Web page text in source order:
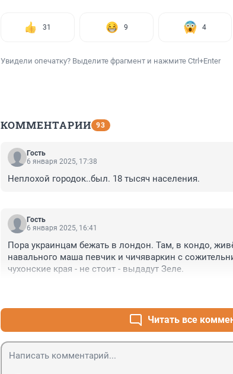
31 9 4
Увидели опечатку? Выделите фрагмент и нажмите Ctrl+Enter
КОММЕНТАРИИ 93
Гость
6 января 2025, 17:38
Неплохой городок..был. 18 тысяч населения.
Гость
6 января 2025, 16:41
Пора украинцам бежать в лондон. Там, в кондо,
навального маша певчик и чичяваркин с
чухонские края - не стоит - выдадут Зеле.
Читать все